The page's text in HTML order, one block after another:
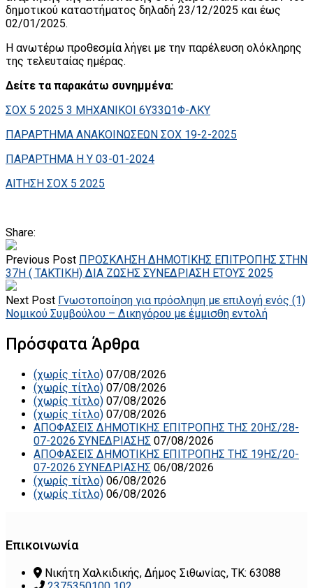
δημοτικού καταστήματος δηλαδή 23/12/2025 και έως
02/01/2025.
Η ανωτέρω προθεσμία λήγει με την παρέλευση ολόκληρης
της τελευταίας ημέρας.
Δείτε τα παρακάτω συνημμένα:
ΣΟΧ 5 2025 3 ΜΗΧΑΝΙΚΟΙ 6Υ33Ω1Φ-ΛΚΥ
ΠΑΡΑΡΤΗΜΑ ΑΝΑΚΟΙΝΩΣΕΩΝ ΣΟΧ 19-2-2025
ΠΑΡΑΡΤΗΜΑ H Y 03-01-2024
ΑΙΤΗΣΗ ΣΟΧ 5 2025
Share:
Previous Post ΠΡΟΣΚΛΗΣΗ ΔΗΜΟΤΙΚΗΣ ΕΠΙΤΡΟΠΗΣ ΣΤΗΝ
37Η ( ΤΑΚΤΙΚΗ) ΔΙΑ ΖΩΣΗΣ ΣΥΝΕΔΡΙΑΣΗ ΕΤΟΥΣ 2025
Next Post Γνωστοποίηση για πρόσληψη με επιλογή ενός (1)
Νομικού Συμβούλου – Δικηγόρου με έμμισθη εντολή
Πρόσφατα Άρθρα
(χωρίς τίτλο) 07/08/2026
(χωρίς τίτλο) 07/08/2026
(χωρίς τίτλο) 07/08/2026
(χωρίς τίτλο) 07/08/2026
ΑΠΟΦΑΣΕΙΣ ΔΗΜΟΤΙΚΗΣ ΕΠΙΤΡΟΠΗΣ ΤΗΣ 20ΗΣ/28-
07-2026 ΣΥΝΕΔΡΙΑΣΗΣ 07/08/2026
ΑΠΟΦΑΣΕΙΣ ΔΗΜΟΤΙΚΗΣ ΕΠΙΤΡΟΠΗΣ ΤΗΣ 19ΗΣ/20-
07-2026 ΣΥΝΕΔΡΙΑΣΗΣ 06/08/2026
(χωρίς τίτλο) 06/08/2026
(χωρίς τίτλο) 06/08/2026
Επικοινωνία
Νικήτη Χαλκιδικής, Δήμος Σιθωνίας, ΤΚ: 63088